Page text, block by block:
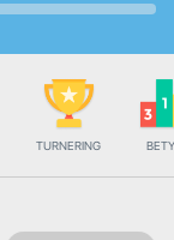
TURNERING